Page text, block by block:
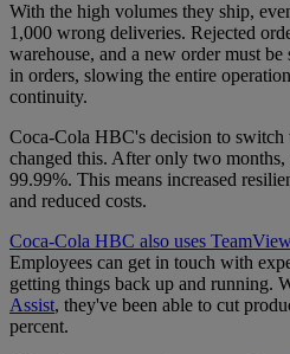
With the high volumes they ship,
1,000 wrong deliveries. Rejected
warehouse, and a new order must
in orders, slowing the entire
continuity.
Coca-Cola HBC's decision to
changed this. After only two
99.99%. This means increased
and reduced costs.
Coca-Cola HBC also uses
Employees can get in touch with
getting things back up and running.
Assist, they've been able to cut
percent.